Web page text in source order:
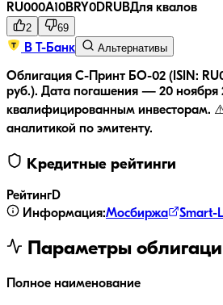
RU000A10BRY0DRUBДля квалов
2 69
В Т-Банк Альтернативы
Облигация С-Принт БО-02 (ISIN:
руб.). Дата погашения — 20 ноября
квалифицированным инвесторам.
аналитикой по эмитенту.
Кредитные рейтинги
РейтингD
Информация:Мосбиржа Smart-
Параметры
Полное наименование